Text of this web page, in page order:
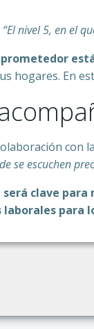
“El nivel 5, en el
prometedor
hogares. En
con
se escuchen
será clave
para